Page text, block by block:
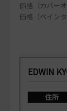
価格（カバー
価格（ペイン
EDWIN
住所